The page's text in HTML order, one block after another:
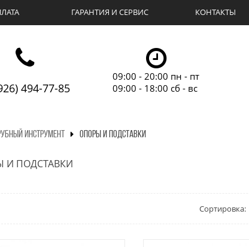
ГАРАНТИЯ И СЕРВИС КОНТАКТЫ
494-77-85
09:00 - 20:00 пн - пт
09:00 - 18:00 сб - вс
ИНСТРУМЕНТ ОПОРЫ И ПОДСТАВКИ
И ПОДСТАВКИ
Сортировка: